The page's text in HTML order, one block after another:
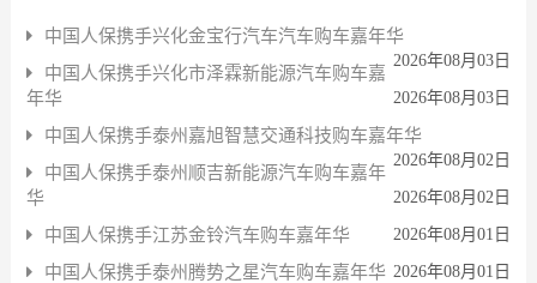
中国人保携手兴化金宝行汽车汽车购车嘉年华
2026年08月03日
中国人保携手兴化市泽霖新能源汽车购车嘉
年华
2026年08月03日
中国人保携手泰州嘉旭智慧交通科技购车嘉年华
2026年08月02日
中国人保携手泰州顺吉新能源汽车购车嘉年
华
2026年08月02日
中国人保携手江苏金铃汽车购车嘉年华 2026年08月01日
中国人保携手泰州腾势之星汽车购车嘉年华 2026年08月01日